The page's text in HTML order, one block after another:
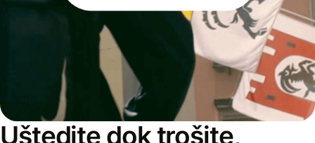
Uštedite dok trošite,